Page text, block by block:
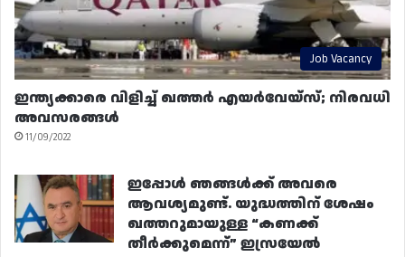
Job Vacancy
ഇന്ത്യക്കാരെ വിളിച്ച് ഖത്തർ എയർവേയ്‌സ്; നിരവധി
അവസരങ്ങൾ
11/09/2022
ഇപ്പോൾ ഞങ്ങൾക്ക് അവരെ
ആവശ്യമുണ്ട്. യുദ്ധത്തിന് ശേഷം
ഖത്തറുമായുള്ള “കണക്ക്
തീർക്കുമെന്ന്” ഇസ്രയേൽ